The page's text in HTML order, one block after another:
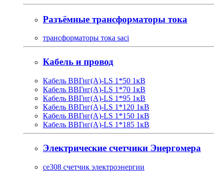
Разъёмные трансформаторы тока
трансформаторы тока saci
Кабель и провод
Кабель ВВГнг(A)-LS 1*50 1кВ
Кабель ВВГнг(A)-LS 1*70 1кВ
Кабель ВВГнг(A)-LS 1*95 1кВ
Кабель ВВГнг(A)-LS 1*120 1кВ
Кабель ВВГнг(A)-LS 1*150 1кВ
Кабель ВВГнг(A)-LS 1*185 1кВ
Электрические счетчики Энергомера
ce308 счетчик электроэнергии